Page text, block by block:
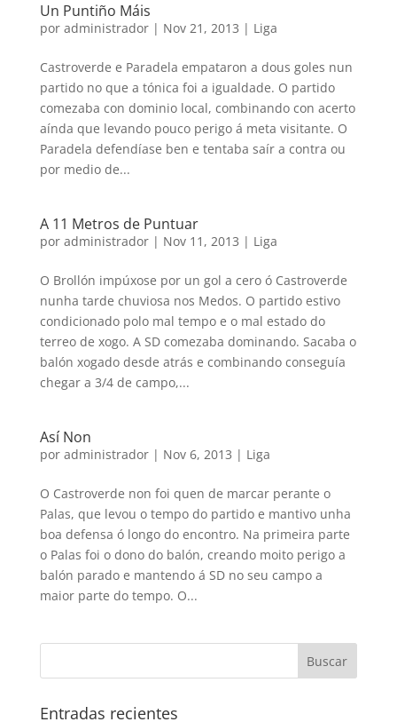
Un Puntiño Máis
por administrador| Nov 21, 2013 | Liga
Castroverde e Paradela empataron a dous goles nun
partido no que a tónica foi a igualdade. O partido
comezaba con dominio local, combinando con acerto
aínda que levando pouco perigo á meta visitante. O
Paradela defendíase ben e tentaba saír a contra ou
por medio de...
A 11 Metros de Puntuar
por administrador| Nov 11, 2013 | Liga
O Brollón impúxose por un gol a cero ó Castroverde
nunha tarde chuviosa nos Medos. O partido estivo
condicionado polo mal tempo e o mal estado do
terreo de xogo. A SD comezaba dominando. Sacaba o
balón xogado desde atrás e combinando conseguía
chegar a 3/4 de campo,...
Así Non
por administrador| Nov 6, 2013 | Liga
O Castroverde non foi quen de marcar perante o
Palas, que levou o tempo do partido e mantivo unha
boa defensa ó longo do encontro. Na primeira parte
o Palas foi o dono do balón, creando moito perigo a
balón parado e mantendo á SD no seu campo a
maior parte do tempo. O...
Entradas recientes